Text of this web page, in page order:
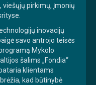
viešųjų pirkimų, įmonių
inovacijų
savo antrojo teisės
Mykolo
šalims „Fondia“
klientams
kad būtinybė